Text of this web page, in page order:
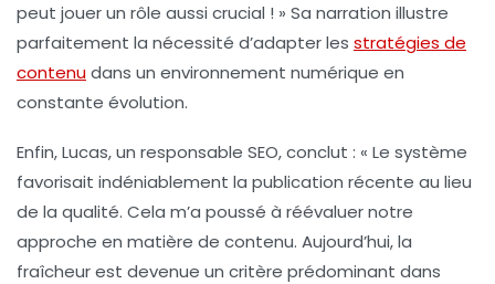
peut jouer un rôle aussi crucial ! » Sa narration illustre
parfaitement la nécessité d’adapter les stratégies de
contenudans un environnement numérique en
constante évolution.
Enfin, Lucas, un responsable SEO, conclut : « Le système
favorisait indéniablement la publication récente au lieu
de la qualité. Cela m’a poussé à réévaluer notre
approche en matière de contenu. Aujourd’hui, la
fraîcheurest devenue un critère prédominant dans